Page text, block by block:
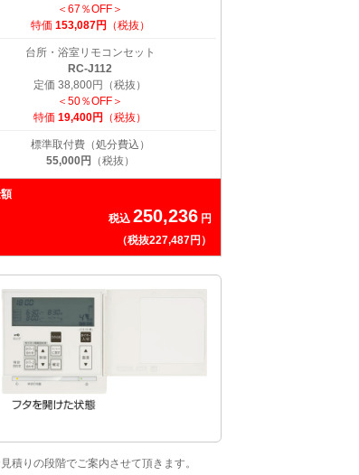
＜67％OFF＞
特価 153,087円 （税抜）
台所・浴室リモコンセット
RC-J112
定価 38,800円（税抜）
＜50％OFF＞
特価 19,400円 （税抜）
標準取付費（処分費込）
55,000円
（税抜）
税込 250,236 円
（税抜227,487円）
積りの段階でご案内させて頂きます。